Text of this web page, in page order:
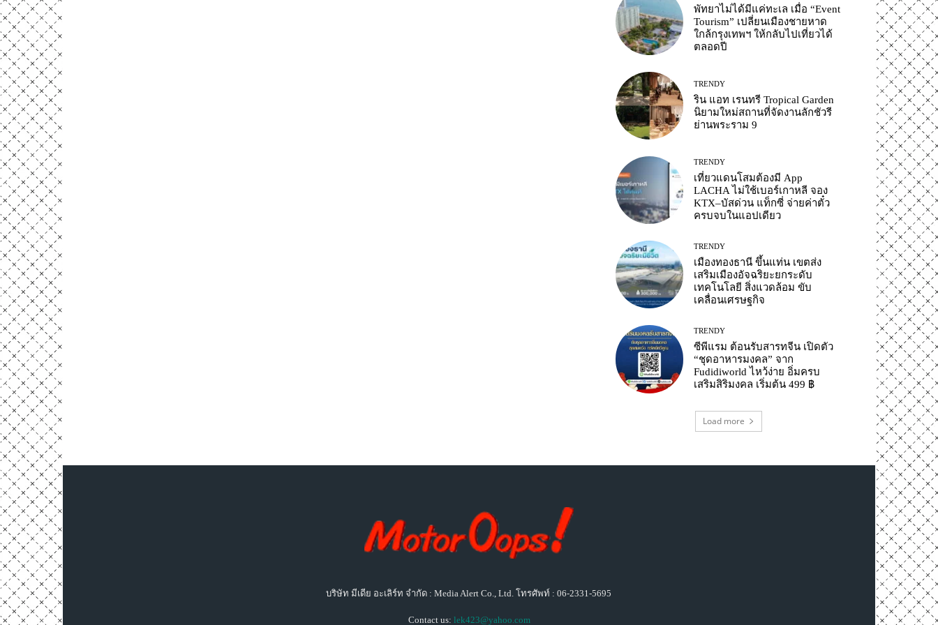
พัทยาไม่ได้มีแค่ทะเล เมื่อ “Event
Tourism” เปลี่ยนเมืองชายหาด
ใกล้กรุงเทพฯ ให้กลับไปเที่ยวได้
ตลอดปี
TRENDY
ริน แอท เรนทรี Tropical Garden
นิยามใหม่สถานที่จัดงานลักชัวรี
ย่านพระราม 9
TRENDY
เที่ยวแดนโสมต้องมี App
LACHA ไม่ใช้เบอร์เกาหลี จอง
KTX–บัสด่วน แท็กซี่ จ่ายค่าตั๋ว
ครบจบในแอปเดียว
TRENDY
เมืองทองธานี ขึ้นแท่น เขตส่ง
เสริมเมืองอัจฉริยะยกระดับ
เทคโนโลยี สิ่งแวดล้อม ขับ
เคลื่อนเศรษฐกิจ
TRENDY
ซีพีแรม ต้อนรับสารทจีน เปิดตัว
“ชุดอาหารมงคล” จาก
Fudidiworld ไหว้ง่าย อิ่มครบ
เสริมสิริมงคล เริ่มต้น 499 ฿
Load more
บริษัท มีเดีย อะเลิร์ท จำกัด : Media Alert Co., Ltd. โทรศัพท์ : 06-2331-5695
Contact us: lek423@yahoo.com